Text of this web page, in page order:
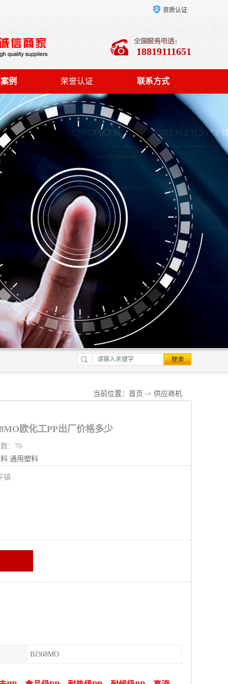
资质认证
18819111651
例 荣誉认证 联系方式
当前位置： 首页 -> 供应商机
欧化工PP出厂价格多少
：70
通用塑料
镇
BJ368MO